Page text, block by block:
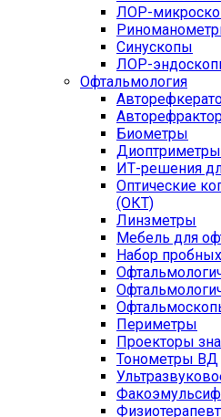
ЛОР-
Синускопы
ЛОР-
Офтальмология
Биометры
Диоптриметры
ИТ-решения
Оптические
(ОКТ)
Линзметры
Мебель для
Набор
Периметры
Проекторы
Тонометры ВД